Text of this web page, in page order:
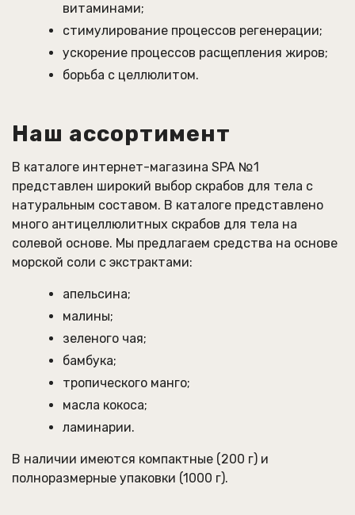
витаминами;
стимулирование процессов регенерации;
ускорение процессов расщепления жиров;
борьба с целлюлитом.
Наш ассортимент
В каталоге интернет-магазина SPA №1
представлен широкий выбор скрабов для тела с
натуральным составом. В каталоге представлено
много антицеллюлитных скрабов для тела на
солевой основе. Мы предлагаем средства на основе
морской соли с экстрактами:
апельсина;
малины;
зеленого чая;
бамбука;
тропического манго;
масла кокоса;
ламинарии.
В наличии имеются компактные (200 г) и
полноразмерные упаковки (1000 г).